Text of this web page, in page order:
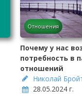
Отношения
Почему у нас
потребность в
отношений
Николай
28.05.2024 г.